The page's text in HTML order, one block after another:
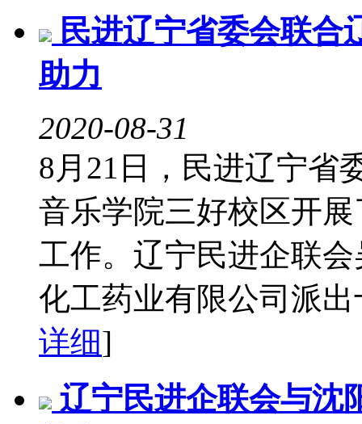
民进辽宁省委会联合
助力
2020-08-31
8月21日，民进辽宁省
音乐学院三好校区开
工作。辽宁民进企联
化工药业有限公司派
详细]
辽宁民进企联会与沈